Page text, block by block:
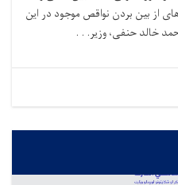
از بین بردن نواقص موجود در این
خالد حنفی، وزیر. . .